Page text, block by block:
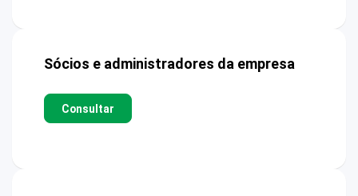
Sócios e administradores da empresa
Consultar